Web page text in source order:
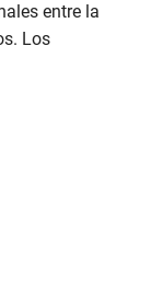
entre la
Los